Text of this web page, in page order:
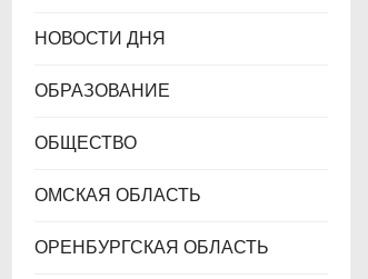
НОВОСТИ ДНЯ
ОБРАЗОВАНИЕ
ОБЩЕСТВО
ОМСКАЯ ОБЛАСТЬ
ОРЕНБУРГСКАЯ ОБЛАСТЬ